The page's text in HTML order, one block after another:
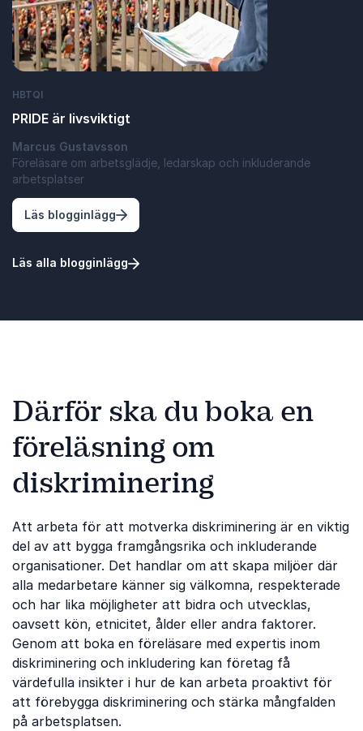
HBTQI
PRIDE är livsviktigt
Marcus Gustavsson
Föreläsare om arbetsglädje, ledarskap och inkluderande
arbetsplatser
Läs blogginlägg: PRIDE är livsviktigt
Läs alla blogginlägg
Därför ska du boka en
föreläsning om
diskriminering
Att arbeta för att motverka diskriminering är en viktig
del av att bygga framgångsrika och inkluderande
organisationer. Det handlar om att skapa miljöer där
alla medarbetare känner sig välkomna, respekterade
och har lika möjligheter att bidra och utvecklas,
oavsett kön, etnicitet, ålder eller andra faktorer.
Genom att boka en föreläsare med expertis inom
diskriminering och inkludering kan företag få
värdefulla insikter i hur de kan arbeta proaktivt för
att förebygga diskriminering och stärka mångfalden
på arbetsplatsen.